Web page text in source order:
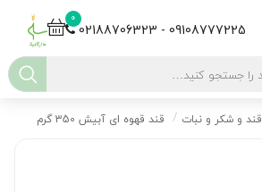
0
02188706323 - 09108777225
قند و شکر و نبات قند قهوه ای آبیش 350 گرم